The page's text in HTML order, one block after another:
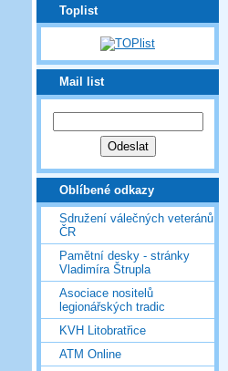
Toplist
Mail list
Oblíbené odkazy
Sdružení válečných veteránů
ČR
Pamětní desky - stránky
Vladimíra Štrupla
Asociace nositelů
legionářských tradic
KVH Litobratřice
ATM Online